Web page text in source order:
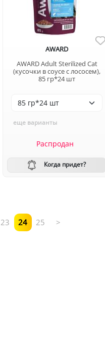
AWARD
AWARD Adult Sterilized Cat
(кусочки в соусе с лососем),
85 гр*24 шт
еще варианты
Распродан
Когда придет?
23 24 25 >